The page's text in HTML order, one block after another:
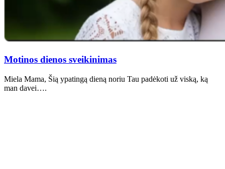
Motinos dienos sveikinimas
Miela Mama, Šią ypatingą dieną noriu Tau padėkoti už viską, ką
man davei….